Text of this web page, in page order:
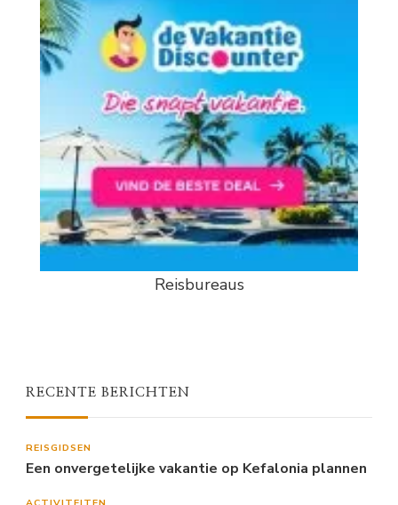
Reisbureaus
RECENTE BERICHTEN
REISGIDSEN
Een onvergetelijke vakantie op Kefalonia plannen